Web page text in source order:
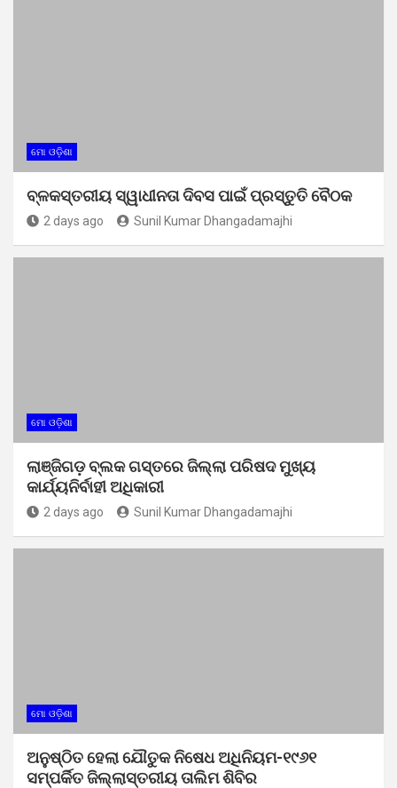
ମୋ ଓଡ଼ିଶା
ବ୍ଳକସ୍ତରୀୟ ସ୍ୱାଧୀନତା ଦିବସ ପାଇଁ ପ୍ରସ୍ତୁତି ବୈଠକ
2 days ago Sunil Kumar Dhangadamajhi
ମୋ ଓଡ଼ିଶା
ଲାଞ୍ଜିଗଡ଼ ବ୍ଲକ ଗସ୍ତରେ ଜିଲ୍ଲା ପରିଷଦ ମୁଖ୍ୟ
କାର୍ଯ୍ୟନିର୍ବାହୀ ଅଧିକାରୀ
2 days ago Sunil Kumar Dhangadamajhi
ମୋ ଓଡ଼ିଶା
ଅନୁଷ୍ଠିତ ହେଲା ଯୌତୁକ ନିଷେଧ ଅଧିନିୟମ-୧୯୬୧
ସମ୍ପର୍କିତ ଜିଲ୍ଲାସ୍ତରୀୟ ତାଲିମ ଶିବିର